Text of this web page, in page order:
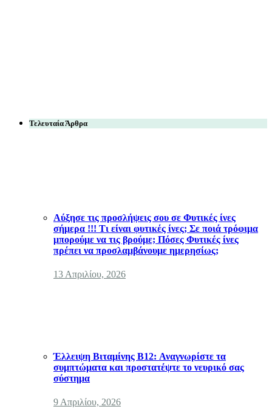
Τελευταία Άρθρα
Αύξησε τις προσλήψεις σου σε Φυτικές ίνες
σήμερα !!! Τι είναι φυτικές ίνες; Σε ποιά τρόφιμα
μπορούμε να τις βρούμε; Πόσες Φυτικές ίνες
πρέπει να προσλαμβάνουμε ημερησίως;
13 Απριλίου, 2026
Έλλειψη Βιταμίνης B12: Αναγνωρίστε τα
συμπτώματα και προστατέψτε το νευρικό σας
σύστημα
9 Απριλίου, 2026